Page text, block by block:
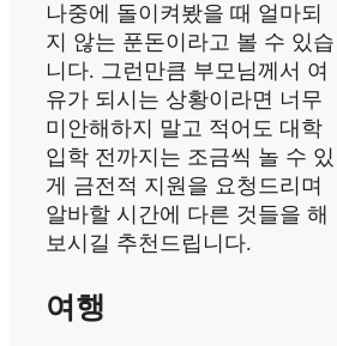
나중에 돌이켜봤을 때 얼마되
지 않는 푼돈이라고 볼 수 있습
니다. 그런만큼 부모님께서 여
유가 되시는 상황이라면 너무
미안해하지 말고 적어도 대학
입학 전까지는 조금씩 놀 수 있
게 금전적 지원을 요청드리며
알바할 시간에 다른 것들을 해
보시길 추천드립니다.
여행